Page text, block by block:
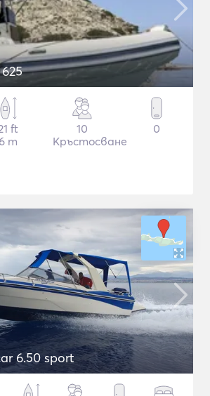
ft
6 m
10
Кръстосване
0
6.50 sport